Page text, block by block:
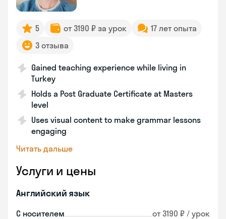
5 от 3190 ₽ за урок
17 лет опыта
3 отзыва
Gained teaching experience while living in
Turkey
Holds a Post Graduate Certificate at Masters
level
Uses visual content to make grammar lessons
engaging
Читать дальше
Услуги и цены
Английский язык
С носителем от 3190 ₽ / урок